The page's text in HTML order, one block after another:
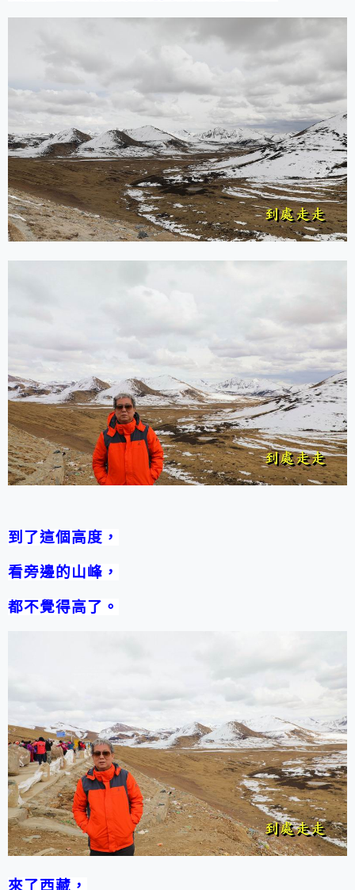
到了這個高度，
看旁邊的山峰，
都不覺得高了。
來了西藏，